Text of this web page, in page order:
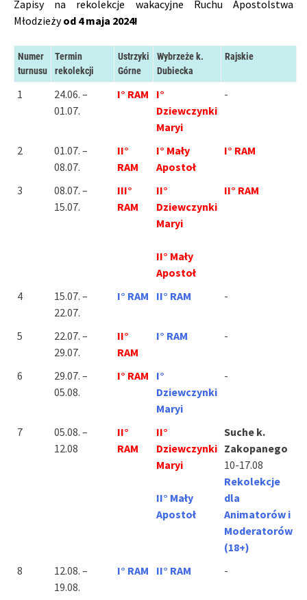
Zapisy na rekolekcje wakacyjne Ruchu Apostolstwa
Młodzieżyod 4 maja 2024!
Numer
turnusu
Termin
rekolekcji
Ustrzyki
Górne
Wybrzeże k.
Dubiecka
Rajskie
1
24.06. –
01.07.
I° RAM
I°
Dziewczynki
Maryi
-
2
01.07. –
08.07.
II°
RAM
I° Mały
Apostoł
I° RAM
3
08.07. –
15.07.
III°
RAM
II°
Dziewczynki
Maryi
II° Mały
Apostoł
II° RAM
4
15.07. –
22.07.
I° RAM II° RAM -
5
22.07. –
29.07.
II°
RAM
I° RAM -
6
29.07. –
05.08.
I° RAM
I°
Dziewczynki
Maryi
-
7
05.08. –
12.08
II°
RAM
II°
Dziewczynki
Maryi
II° Mały
Apostoł
Suche k.
Zakopanego
10-17.08
Rekolekcje
dla
Animatorów i
Moderatorów
(18+)
8
12.08. –
19.08.
I° RAM II° RAM -